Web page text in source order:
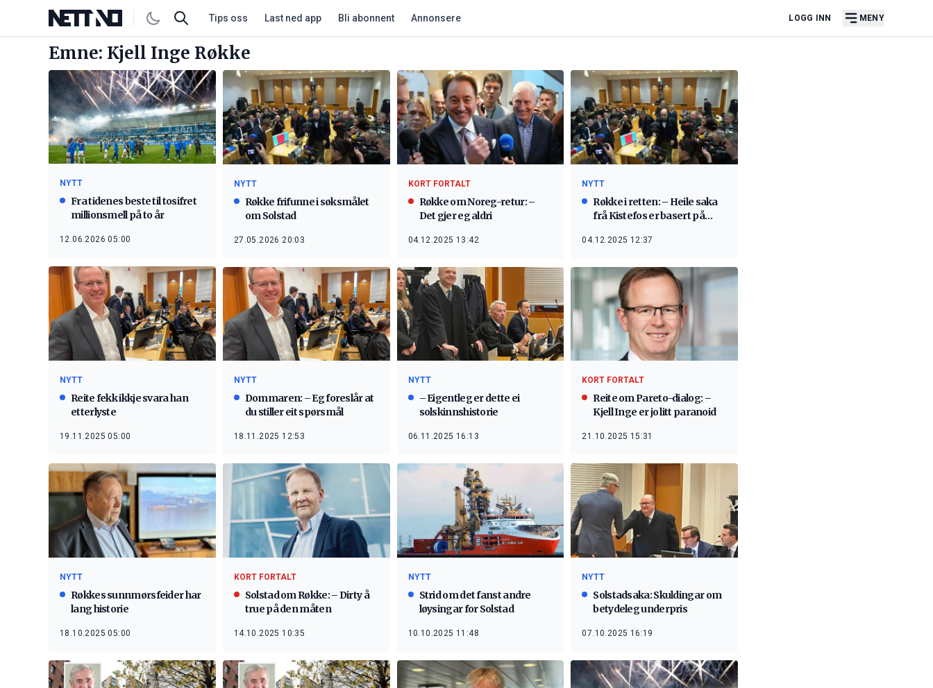
Tips oss Last ned app Bli abonnent Annonsere LOGG INN MENY
Emne: Kjell Inge Røkke
NYTT
Fra tidenes beste til tosifret
millionsmell på to år
12.06.2026 05:00
NYTT
Røkke frifunne i søksmålet
om Solstad
27.05.2026 20:03
KORT FORTALT
Røkke om Noreg-retur: –
Det gjer eg aldri
04.12.2025 13:42
NYTT
Røkke i retten: – Heile saka
frå Kistefos er basert på
04.12.2025 12:37
NYTT
Reite fekk ikkje svara han
etterlyste
19.11.2025 05:00
NYTT
Dommaren: – Eg foreslår at
du stiller eit spørsmål
18.11.2025 12:53
NYTT
– Eigentleg er dette ei
solskinnshistorie
06.11.2025 16:13
KORT FORTALT
Reite om Pareto-dialog: –
Kjell Inge er jo litt paranoid
21.10.2025 15:31
NYTT
Røkkes sunnmørsfeider har
lang historie
18.10.2025 05:00
KORT FORTALT
Solstad om Røkke: – Dirty å
true på den måten
14.10.2025 10:35
NYTT
Strid om det fanst andre
løysingar for Solstad
10.10.2025 11:48
NYTT
Solstadsaka: Skuldingar om
betydeleg underpris
07.10.2025 16:19